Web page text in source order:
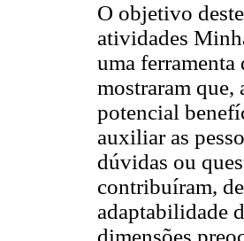
O objetivo
atividades
uma ferramenta
mostraram que,
potencial
auxiliar as
dúvidas ou
contribuíram,
adaptabilidade